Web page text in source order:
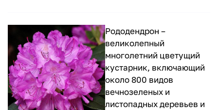
Рододендрон –
великолепный
многолетний цветущий
кустарник, включающий
около 800 видов
вечнозеленых и
листопадных деревьев и